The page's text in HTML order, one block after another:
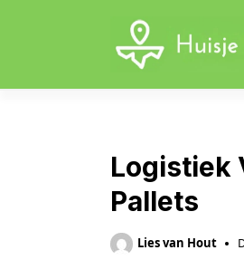
Logistiek
Pallets
Lies van Hout